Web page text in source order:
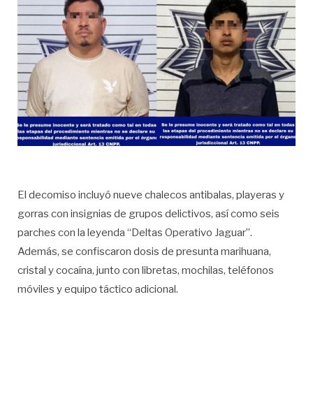
El decomiso incluyó nueve chalecos antibalas, playeras y
gorras con insignias de grupos delictivos, así como seis
parches con la leyenda “Deltas Operativo Jaguar”.
Además, se confiscaron dosis de presunta marihuana,
cristal y cocaína, junto con libretas, mochilas, teléfonos
móviles y equipo táctico adicional.